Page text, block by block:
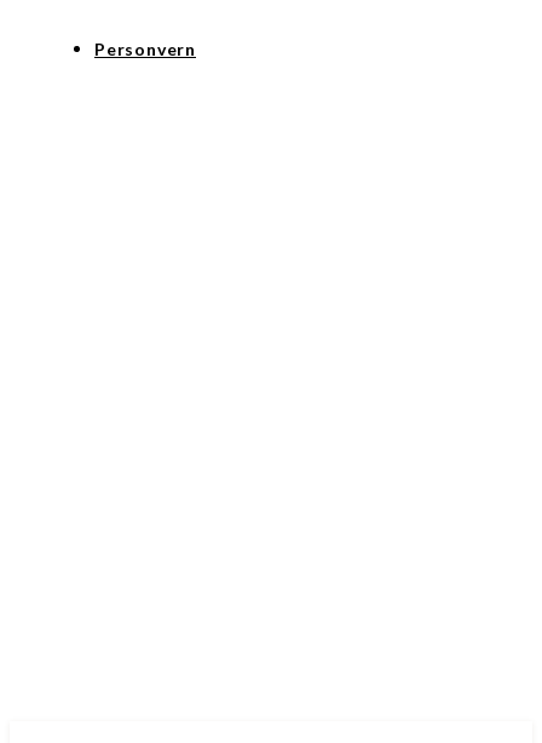
Personvern